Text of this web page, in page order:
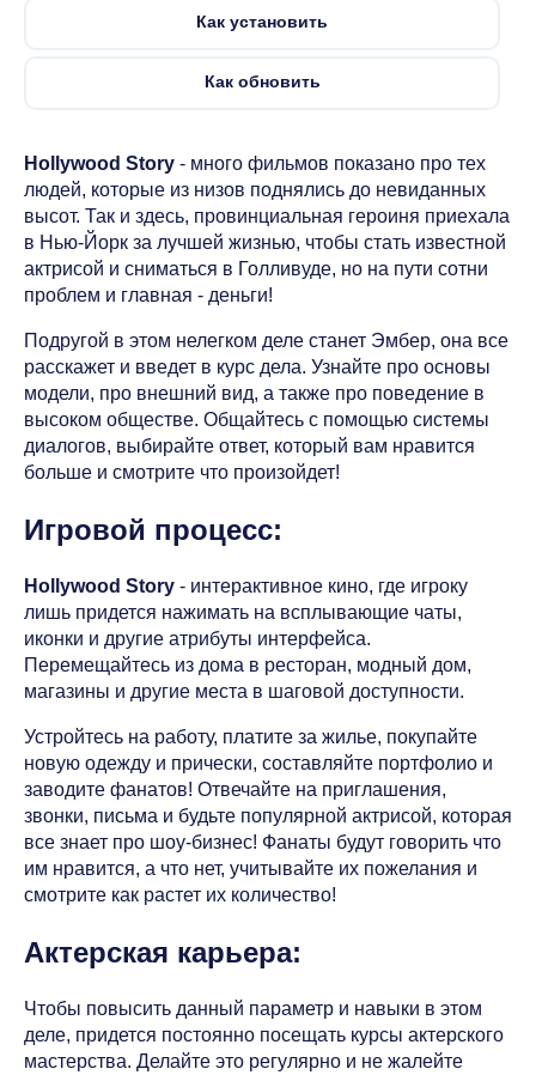
Как установить
Как обновить
Hollywood Story - много фильмов показано про тех
людей, которые из низов поднялись до невиданных
высот. Так и здесь, провинциальная героиня приехала
в Нью-Йорк за лучшей жизнью, чтобы стать известной
актрисой и сниматься в Голливуде, но на пути сотни
проблем и главная - деньги!
Подругой в этом нелегком деле станет Эмбер, она все
расскажет и введет в курс дела. Узнайте про основы
модели, про внешний вид, а также про поведение в
высоком обществе. Общайтесь с помощью системы
диалогов, выбирайте ответ, который вам нравится
больше и смотрите что произойдет!
Игровой процесс:
Hollywood Story - интерактивное кино, где игроку
лишь придется нажимать на всплывающие чаты,
иконки и другие атрибуты интерфейса.
Перемещайтесь из дома в ресторан, модный дом,
магазины и другие места в шаговой доступности.
Устройтесь на работу, платите за жилье, покупайте
новую одежду и прически, составляйте портфолио и
заводите фанатов! Отвечайте на приглашения,
звонки, письма и будьте популярной актрисой, которая
все знает про шоу-бизнес! Фанаты будут говорить что
им нравится, а что нет, учитывайте их пожелания и
смотрите как растет их количество!
Актерская карьера:
Чтобы повысить данный параметр и навыки в этом
деле, придется постоянно посещать курсы актерского
мастерства. Делайте это регулярно и не жалейте